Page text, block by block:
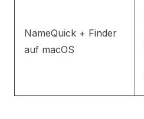
NameQuick + Finder
auf macOS